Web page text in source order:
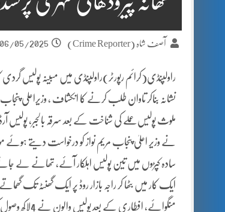
آصف شاہ (Crime Reporter) 06/05/2025
راولپنڈی(کرائم رپورٹر)راولپنڈی میں مبینہ پولیس گردی
نشانہ بناکر تاوان طلب کرنے کا انکشاف ، وزیراعلی پنجاب
ملوث پولیس عملے کی شناخت کے بعد سرقہ بالجبر،
سادہ کپڑوں میں تین پولیس اہلکار آئے، تھانے لے جانے
منگوائے،